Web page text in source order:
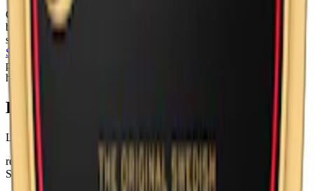
General, snuset som är känt för sin traditionella smak av tobak och
bergamott, kom ut på den svenska marknaden redan 1866 tack vare
snustillverkaren J.A. Boman. Idag tillverkas
Swedish Match
portion, minisnus och white portion. General är en klassiker som
håller på tradition men som vågar utmana.
Färskt snus
Läs mer om hur du förvarar General Portion
relaterade produkter
Stark